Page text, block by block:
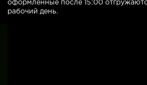
оформленные после 15:00
рабочий день.